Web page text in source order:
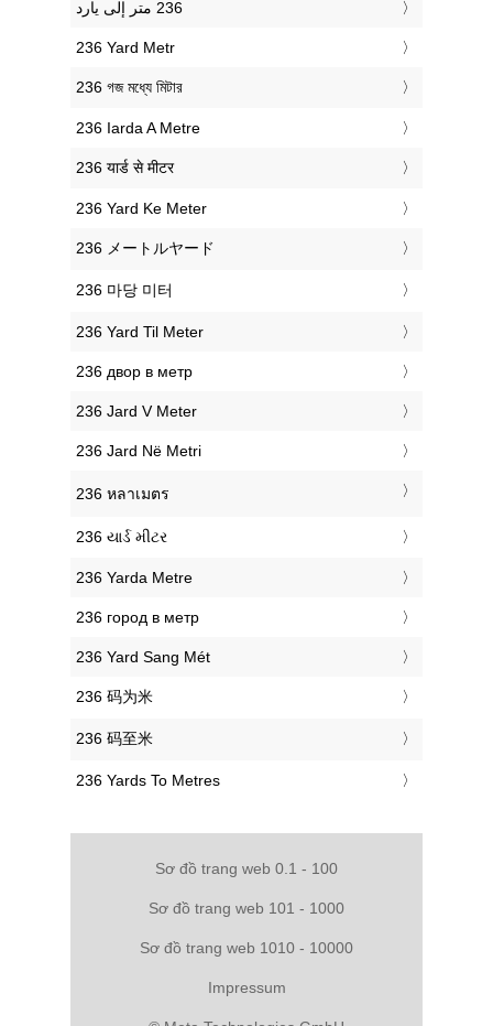
‎236 Yard Metr
‎236 গজ মধ্যে মিটার
‎236 Iarda A Metre
‎236 यार्ड से मीटर
‎236 Yard Ke Meter
‎236 メートルヤード
‎236 마당 미터
‎236 Yard Til Meter
‎236 двор в метр
‎236 Jard V Meter
‎236 Jard Në Metri
‎236 หลาเมตร
‎236 યાર્ડ મીટર
‎236 Yarda Metre
‎236 город в метр
‎236 Yard Sang Mét
‎236 码为米
‎236 码至米
‎236 Yards To Metres
Sơ đồ trang web 0.1 - 100
Sơ đồ trang web 101 - 1000
Sơ đồ trang web 1010 - 10000
Impressum